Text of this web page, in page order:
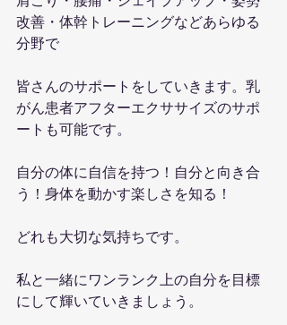
改善・体幹トレーニングなどあらゆる
分野で
皆さんのサポートをしていきます。乳
がん患者アフターエクササイズのサポ
ートも可能です。
自分の体に自信を持つ！自分と向き合
う！身体を動かす楽しさを知る！
どれも大切な気持ちです。
私と一緒にワンランク上の自分を目標
にして輝いていきましょう。